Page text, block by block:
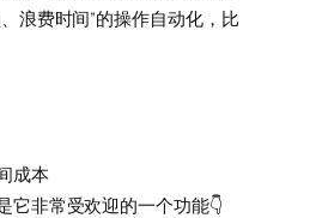
浪费时间”的操作自动化，比
成本
它非常受欢迎的一个功能👇